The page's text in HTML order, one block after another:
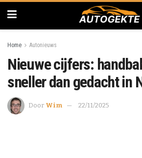
Home Autonieuws
Nieuwe cijfers:
sneller dan gedacht in
Door Wim 22/11/2025